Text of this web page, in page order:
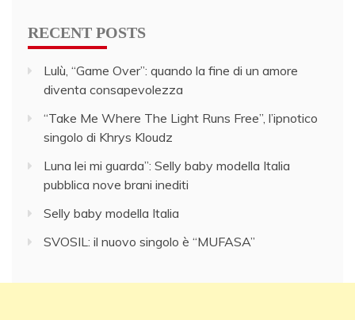
RECENT POSTS
Lulù, “Game Over”: quando la fine di un amore
diventa consapevolezza
“Take Me Where The Light Runs Free”, l’ipnotico
singolo di Khrys Kloudz
Luna lei mi guarda”: Selly baby modella Italia
pubblica nove brani inediti
Selly baby modella Italia
SVOSIL: il nuovo singolo è “MUFASA”